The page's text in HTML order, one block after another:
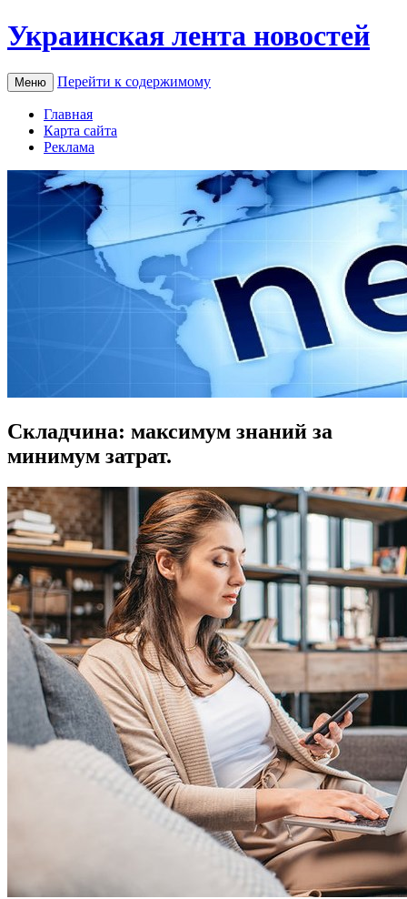
Украинская лента новостей
Меню Перейти к содержимому
Главная
Карта сайта
Реклама
Складчина: максимум знаний за
минимум затрат.